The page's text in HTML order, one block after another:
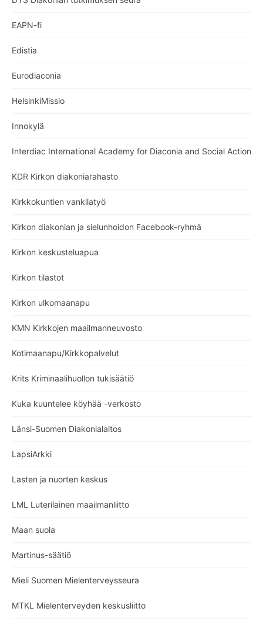
EAPN-fi
Edistia
Eurodiaconia
HelsinkiMissio
Innokylä
Interdiac International Academy for Diaconia and Social Action
KDR Kirkon diakoniarahasto
Kirkkokuntien vankilatyö
Kirkon diakonian ja sielunhoidon Facebook-ryhmä
Kirkon keskusteluapua
Kirkon tilastot
Kirkon ulkomaanapu
KMN Kirkkojen maailmanneuvosto
Kotimaanapu/Kirkkopalvelut
Krits Kriminaalihuollon tukisäätiö
Kuka kuuntelee köyhää -verkosto
Länsi-Suomen Diakonialaitos
LapsiArkki
Lasten ja nuorten keskus
LML Luterilainen maailmanliitto
Maan suola
Martinus-säätiö
Mieli Suomen Mielenterveysseura
MTKL Mielenterveyden keskusliitto